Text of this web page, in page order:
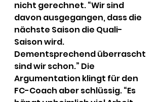
nicht gerechnet. “Wir sind
davon ausgegangen, dass die
nächste Saison die Quali-
Saison wird.
Dementsprechend überrascht
sind wir schon.” Die
Argumentation klingt für den
FC-Coach aber schlüssig. “Es